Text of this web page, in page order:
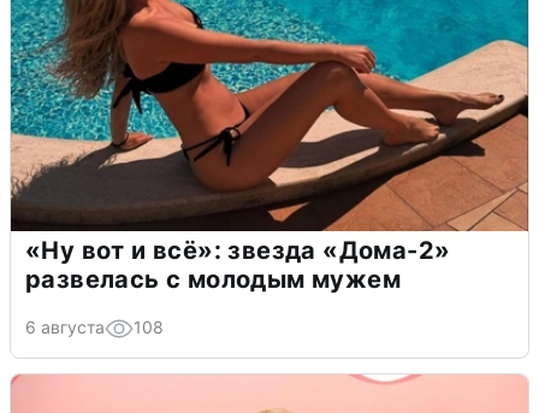
«Ну вот и всё»: звезда «Дома-2»
развелась с молодым мужем
6 августа 108